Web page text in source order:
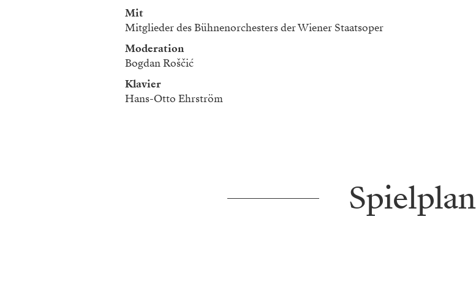
Mit
Mitglieder des Bühnenorchesters der Wiener Staatsoper
Moderation
Bogdan Roščić
Klavier
Hans-Otto Ehrström
Spielplan